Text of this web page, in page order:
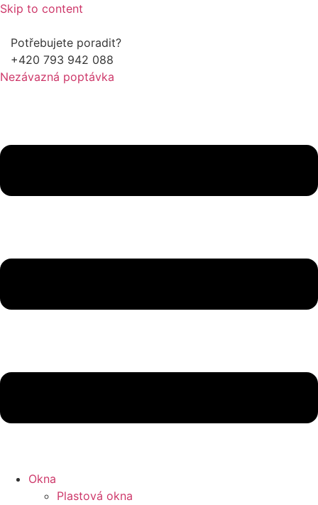
Skip to content
Potřebujete poradit?
+420 793 942 088
Nezávazná poptávka
Okna
Plastová okna